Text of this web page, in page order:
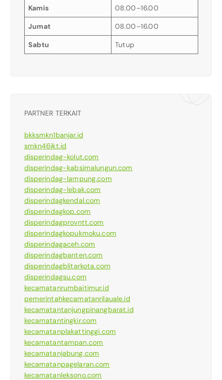
Kamis 08.00–16.00
Jumat 08.00–16.00
Sabtu Tutup
PARTNER TERKAIT
bkksmkn1banjar.id
smkn46jkt.id
disperindag-kolut.com
disperindag-kabsimalungun.com
disperindag-lampung.com
disperindag-lebak.com
disperindagkendal.com
disperindagkop.com
disperindagprovntt.com
disperindagkopukmoku.com
disperindagaceh.com
disperindagbanten.com
disperindagblitarkota.com
disperindagsu.com
kecamatanrumbaitimur.id
pemerintahkecamatanrilauale.id
kecamatantanjungpinangbarat.id
kecamatantingkir.com
kecamatanplakattinggi.com
kecamatantampan.com
kecamatanjabung.com
kecamatanpagelaran.com
kecamatanleksono.com